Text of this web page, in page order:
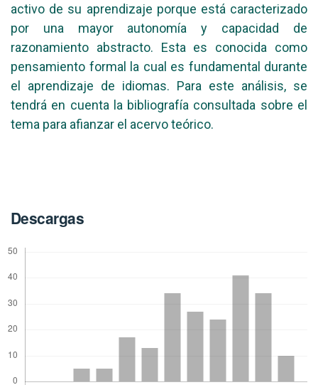
activo de su aprendizaje porque está caracterizado
por una mayor autonomía y capacidad de
razonamiento abstracto. Esta es conocida como
pensamiento formal la cual es fundamental durante
el aprendizaje de idiomas. Para este análisis, se
tendrá en cuenta la bibliografía consultada sobre el
tema para afianzar el acervo teórico.
Descargas